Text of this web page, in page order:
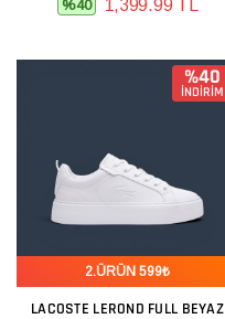
%40 1,399.99 TL
%40
İNDİRİM
2.ÜRÜN 599₺
LACOSTE LEROND FULL BEYAZ